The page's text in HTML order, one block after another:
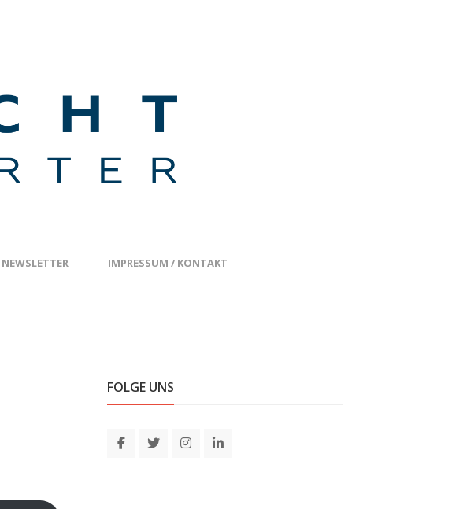
NEWSLETTER IMPRESSUM / KONTAKT
FOLGE UNS